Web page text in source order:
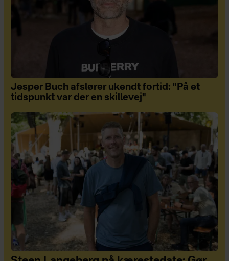
Jesper Buch afslører ukendt fortid: "På et
tidspunkt var der en skillevej"